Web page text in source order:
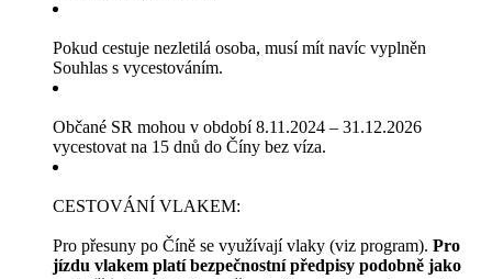
Pokud cestuje nezletilá osoba, musí mít navíc vyplněn
Souhlas s vycestováním.
Občané SR mohou v období 8.11.2024 – 31.12.2026
vycestovat na 15 dnů do Číny bez víza.
CESTOVÁNÍ VLAKEM:
Pro přesuny po Číně se využívají vlaky (viz program). Pro
jízdu vlakem platí bezpečnostní předpisy podobně jako